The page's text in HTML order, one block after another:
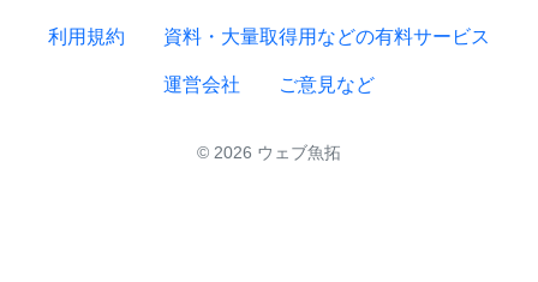
利用規約 資料・大量取得用などの有料サービス
運営会社 ご意見など
© 2026 ウェブ魚拓